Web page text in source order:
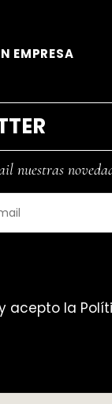
EMPRESA
nuestras
acepto la